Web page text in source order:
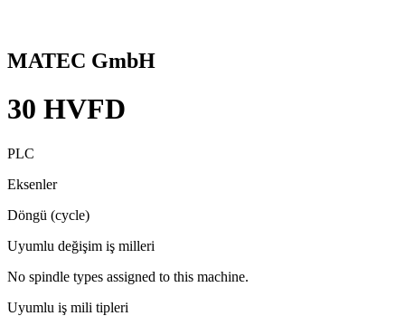
MATEC GmbH
30 HVFD
PLC
Eksenler
Döngü (cycle)
Uyumlu değişim iş milleri
No spindle types assigned to this machine.
Uyumlu iş mili tipleri